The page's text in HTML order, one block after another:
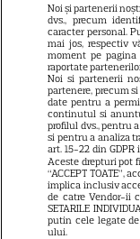
Noi și partenerii
dvs., precum
caracter personal.
mai jos, respectiv
moment pe
raportate
Noi si partenerii
partenere, precum
date pentru a
continutul si
profilul dvs., pentru
si pentru a analiza
art. 15-22 din
Aceste drepturi pot
“ACCEPT TOATE”,
implica inclusiv
de catre Vendor-ii
SETARILE
putin cele legate
ului.